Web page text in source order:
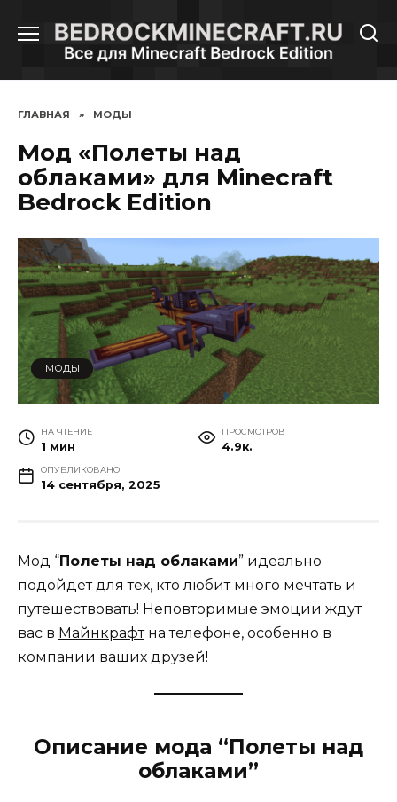
содержанию
ГЛАВНАЯ » МОДЫ
Мод «Полеты над
облаками» для Minecraft
Bedrock Edition
МОДЫ
НА ЧТЕНИЕ
1 мин
ПРОСМОТРОВ
4.9к.
ОПУБЛИКОВАНО
14 сентября, 2025
Мод “Полеты над облаками” идеально
подойдет для тех, кто любит много мечтать и
путешествовать! Неповторимые эмоции ждут
вас в Майнкрафтна телефоне, особенно в
компании ваших друзей!
Описание мода “Полеты над
облаками”